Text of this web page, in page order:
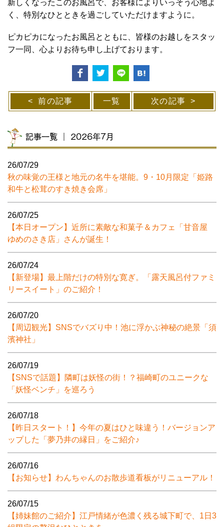
新しくなったこのお風呂で、お客様によりいっそう心地よ
く、特別なひとときを過ごしていただけますように。
ピカピカになったお風呂とともに、皆様のお越しをスタッ
フ一同、心よりお待ち申し上げております。
前の記事 一覧 次の記事
記事一覧 ｜ 2026年7月
26/07/29
秋の味覚の王様と地元の名牛を堪能。9・10月限定「姫路
和牛と松茸のすき焼き会席」
26/07/25
【本日オープン】近所に素敵な和菓子＆カフェ「甘音屋
ゆめのさき店」さんが誕生！
26/07/24
【新登場】最上階だけの特別な寛ぎ。「露天風呂付ファミ
リースイート」のご紹介！
26/07/20
【周辺観光】SNSでバズり中！池に浮かぶ神秘の絶景「須
濱神社」
26/07/19
【SNSで話題】隣町は妖怪の街！？福崎町のユニークな
「妖怪ベンチ」を巡ろう
26/07/18
【昨日スタート！】今年の夏はひと味違う！バージョンア
ップした「夢乃井の縁日」をご紹介♪
26/07/16
【お知らせ】わんちゃんのお散歩道看板がリニューアル！
26/07/15
【姉妹館のご紹介】江戸情緒が色濃く残る城下町で、1日3